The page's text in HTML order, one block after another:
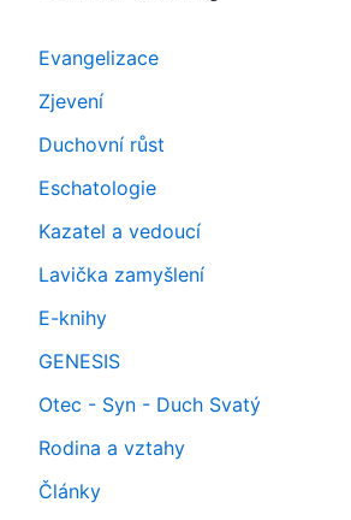
Evangelizace
Zjevení
Duchovní růst
Eschatologie
Kazatel a vedoucí
Lavička zamyšlení
E-knihy
GENESIS
Otec - Syn - Duch Svatý
Rodina a vztahy
Články